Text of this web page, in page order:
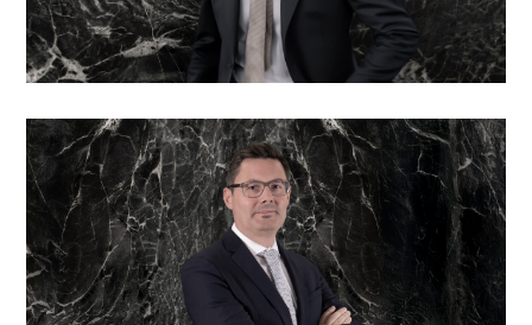
Massimo Belloni
Responsabile senior delle relazioni con i clienti